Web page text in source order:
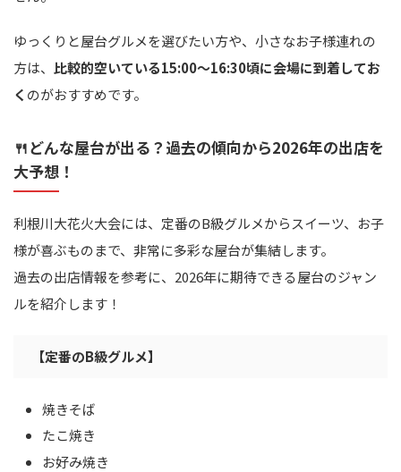
ゆっくりと屋台グルメを選びたい方や、小さなお子様連れの
方は、 比較的空いている15:00～16:30頃に会場に到着してお
く のがおすすめです。
🍴どんな屋台が出る？過去の傾向から2026年の出店を
大予想！
利根川大花火大会には、定番のB級グルメからスイーツ、お子
様が喜ぶものまで、非常に多彩な屋台が集結します。
過去の出店情報を参考に、2026年に期待できる屋台のジャン
ルを紹介します！
【定番のB級グルメ】
焼きそば
たこ焼き
お好み焼き